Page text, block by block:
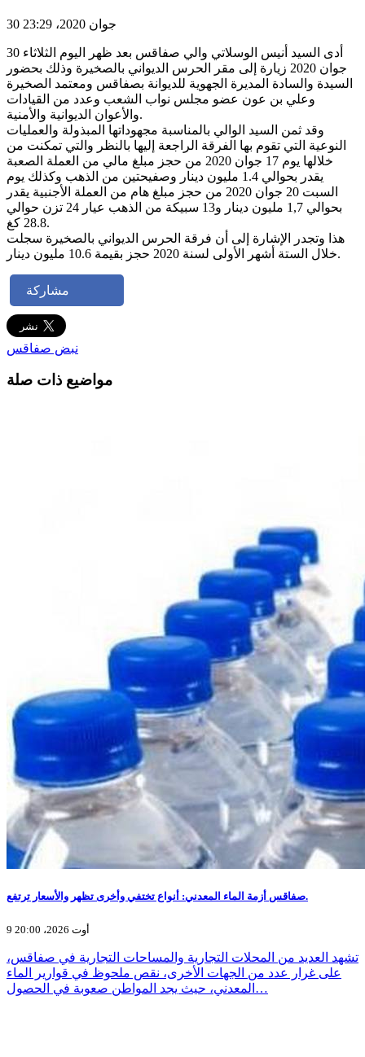
30 جوان 2020، 23:29
أدى السيد أنيس الوسلاتي والي صفاقس بعد ظهر اليوم الثلاثاء 30
جوان 2020 زيارة إلى مقر الحرس الديواني بالصخيرة وذلك بحضور
السيدة والسادة المديرة الجهوية للديوانة بصفاقس ومعتمد الصخيرة
وعلي بن عون عضو مجلس نواب الشعب وعدد من القيادات
والأعوان الديوانية والأمنية.
وقد ثمن السيد الوالي بالمناسبة مجهوداتها المبذولة والعمليات
النوعية التي تقوم بها الفرقة الراجعة إليها بالنظر والتي تمكنت من
خلالها يوم 17 جوان 2020 من حجز مبلغ مالي من العملة الصعبة
يقدر بحوالي 1.4 مليون دينار وصفيحتين من الذهب وكذلك يوم
السبت 20 جوان 2020 من حجز مبلغ هام من العملة الأجنبية يقدر
بحوالي 1,7 مليون دينار و13 سبيكة من الذهب عيار 24 تزن حوالي
28.8 كغ.
هذا وتجدر الإشارة إلى أن فرقة الحرس الديواني بالصخيرة سجلت
خلال الستة أشهر الأولى لسنة 2020 حجز بقيمة 10.6 مليون دينار.
مشاركة
نبض صفاقس
مواضيع ذات صلة
صفاقس أزمة الماء المعدني: أنواع تختفي وأخرى تظهر والأسعار ترتفع.
9 أوت 2026، 20:00
تشهد العديد من المحلات التجارية والمساحات التجارية في صفاقس،
على غرار عدد من الجهات الأخرى، نقص ملحوظ في قوارير الماء
المعدني، حيث يجد المواطن صعوبة في الحصول…